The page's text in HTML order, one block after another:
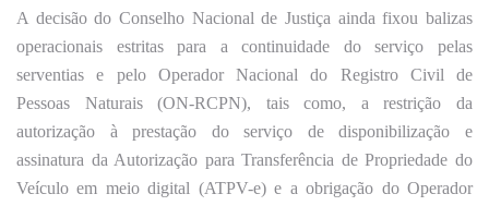
A decisão do Conselho Nacional de Justiça ainda fixou balizas
operacionais estritas para a continuidade do serviço pelas
serventias e pelo Operador Nacional do Registro Civil de
Pessoas Naturais (ON-RCPN), tais como, a restrição da
autorização à prestação do serviço de disponibilização e
assinatura da Autorização para Transferência de Propriedade do
Veículo em meio digital (ATPV-e) e a obrigação do Operador